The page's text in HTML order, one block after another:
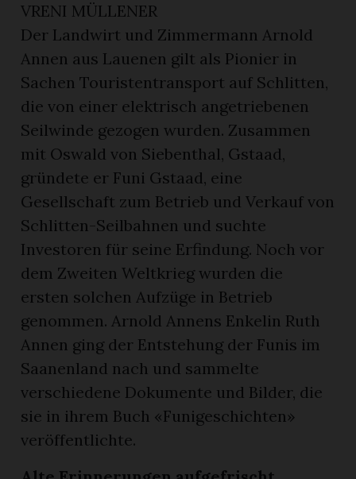
VRENI MÜLLENER
Der Landwirt und Zimmermann Arnold
Annen aus Lauenen gilt als Pionier in
Sachen Touristentransport auf Schlitten,
die von einer elektrisch angetriebenen
Seilwinde gezogen wurden. Zusammen
mit Oswald von Siebenthal, Gstaad,
gründete er Funi Gstaad, eine
Gesellschaft zum Betrieb und Verkauf von
Schlitten-Seilbahnen und suchte
Investoren für seine Erfindung. Noch vor
dem Zweiten Weltkrieg wurden die
ersten solchen Aufzüge in Betrieb
genommen. Arnold Annens Enkelin Ruth
Annen ging der Entstehung der Funis im
Saanenland nach und sammelte
verschiedene Dokumente und Bilder, die
sie in ihrem Buch «Funigeschichten»
veröffentlichte.